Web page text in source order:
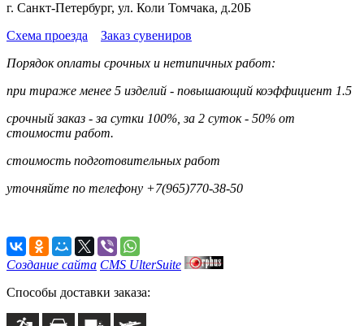
г. Санкт-Петербург, ул. Коли Томчака, д.20Б
Схема проезда
Заказ сувениров
Порядок оплаты срочных и нетипичных работ:
при тираже менее 5 изделий - повышающий коэффициент 1.5
срочный заказ - за сутки 100%, за 2 суток - 50% от
стоимости работ.
стоимость подготовительных работ
уточняйте по телефону +7(965)770-38-50
Создание сайта CMS UlterSuite
Способы доставки заказа: